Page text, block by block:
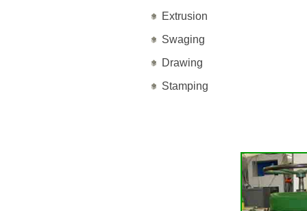
Extrusion
Swaging
Drawing
Stamping